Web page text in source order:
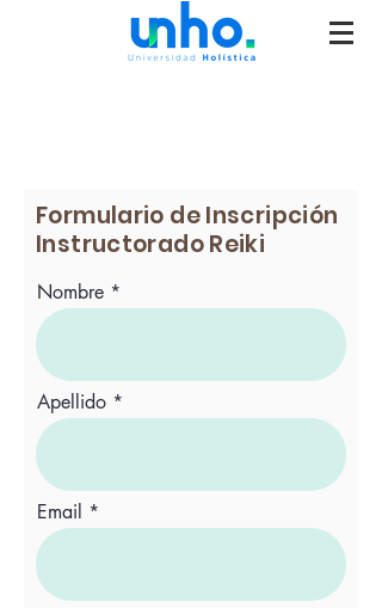
Formulario de Inscripción
Instructorado Reiki
Nombre
Apellido
Email